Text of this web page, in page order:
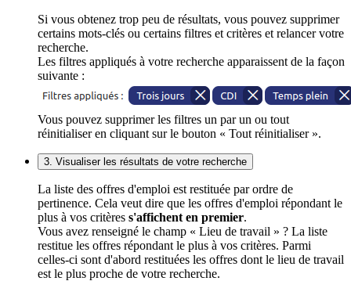
Si vous obtenez trop peu de résultats, vous pouvez supprimer
certains mots-clés ou certains filtres et critères et relancer votre
recherche.
Les filtres appliqués à votre recherche apparaissent de la façon
suivante :
Vous pouvez supprimer les filtres un par un ou tout
réinitialiser en cliquant sur le bouton « Tout réinitialiser ».
3. Visualiser les résultats de votre recherche
La liste des offres d'emploi est restituée par ordre de
pertinence. Cela veut dire que les offres d'emploi répondant le
plus à vos critères s'affichent en premier.
Vous avez renseigné le champ « Lieu de travail » ? La liste
restitue les offres répondant le plus à vos critères. Parmi
celles-ci sont d'abord restituées les offres dont le lieu de travail
est le plus proche de votre recherche.